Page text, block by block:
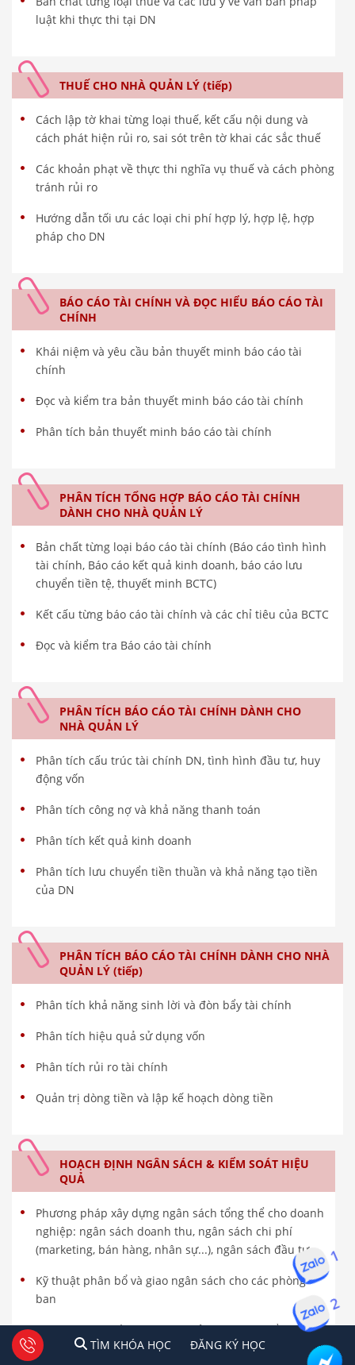
luật khi thực thi tại DN
THUẾ CHO NHÀ QUẢN LÝ (tiếp)
Cách lập tờ khai từng loại thuế, kết cấu nội dung và
cách phát hiện rủi ro, sai sót trên tờ khai các sắc thuế
Các khoản phạt về thực thi nghĩa vụ thuế và cách phòng
tránh rủi ro
Hướng dẫn tối ưu các loại chi phí hợp lý, hợp lệ, hợp
pháp cho DN
BÁO CÁO TÀI CHÍNH VÀ ĐỌC HIỂU BÁO CÁO TÀI
CHÍNH
Khái niệm và yêu cầu bản thuyết minh báo cáo tài
chính
Đọc và kiểm tra bản thuyết minh báo cáo tài chính
Phân tích bản thuyết minh báo cáo tài chính
PHÂN TÍCH TỔNG HỢP BÁO CÁO TÀI CHÍNH
DÀNH CHO NHÀ QUẢN LÝ
Bản chất từng loại báo cáo tài chính (Báo cáo tình hình
tài chính, Báo cáo kết quả kinh doanh, báo cáo lưu
chuyển tiền tệ, thuyết minh BCTC)
Kết cấu từng báo cáo tài chính và các chỉ tiêu của BCTC
Đọc và kiểm tra Báo cáo tài chính
PHÂN TÍCH BÁO CÁO TÀI CHÍNH DÀNH CHO
NHÀ QUẢN LÝ
Phân tích cấu trúc tài chính DN, tình hình đầu tư, huy
động vốn
Phân tích công nợ và khả năng thanh toán
Phân tích kết quả kinh doanh
Phân tích lưu chuyển tiền thuần và khả năng tạo tiền
của DN
PHÂN TÍCH BÁO CÁO TÀI CHÍNH DÀNH CHO NHÀ
QUẢN LÝ (tiếp)
Phân tích khả năng sinh lời và đòn bẩy tài chính
Phân tích hiệu quả sử dụng vốn
Phân tích rủi ro tài chính
Quản trị dòng tiền và lập kế hoạch dòng tiền
HOẠCH ĐỊNH NGÂN SÁCH & KIỂM SOÁT HIỆU
QUẢ
Phương pháp xây dựng ngân sách tổng thể cho doanh
nghiệp: ngân sách doanh thu, ngân sách chi phí
(marketing, bán hàng, nhân sự...), ngân sách đầu tư
Kỹ thuật phân bổ và giao ngân sách cho các phòng
ban
Xây dựng hệ thống báo cáo quản trị nội bộ để theo dõi
tình hình thực hiện so với ngân sách
TÌM KHÓA HỌC ĐĂNG KÍ HỌC
1 2 Tư vấn facebook
TÌM KHÓA HỌC ĐĂNG KÝ HỌC
1
2